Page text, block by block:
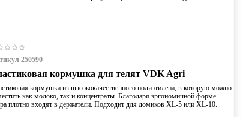
250590
кормушка для телят VDK Agri
кормушка из высококачественного полиэтилена, в которую можно
как молоко, так и концентраты. Благодаря эргономичной форме
плотно входят в держатели. Подходит для домиков XL-5 или XL-10.